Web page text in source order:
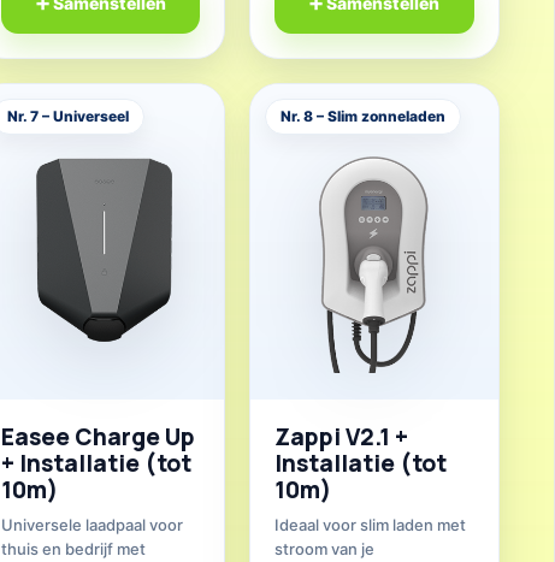
Nr. 7 – Universeel
Easee Charge Up
+ Installatie (tot
10m)
Universele laadpaal voor
thuis en bedrijf met
Nr. 8 – Slim zonneladen
Zappi V2.1 +
Installatie (tot
10m)
Ideaal voor slim laden met
stroom van je